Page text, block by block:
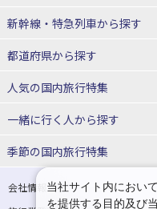
出張パック
秋田⇔東京 新幹線パック
仙台→東京 新幹線パック
富山⇔東京 新幹線パック
東京→仙台 新幹線パック
東京→金沢 新幹線パック
東京⇔軽井沢 新幹線パック
新幹線・特急列車から探す
北海道新幹線 旅行
山形新幹線 旅行
東海道新幹線 旅行
上越新幹線 旅行
九州新幹線 旅行
都道府県から探す
北海道旅行・ツアー
東北
青森旅行・ツアー
人気の国内旅行特集
東京ディズニーリゾート®への旅
温泉旅行
一緒に行く人から探す
一人旅 国内版
カップル・夫婦旅行 国内版
季節の国内旅行特集
桜・お花見特集
会社情報 当社サイト内におい
を提供する目的及び